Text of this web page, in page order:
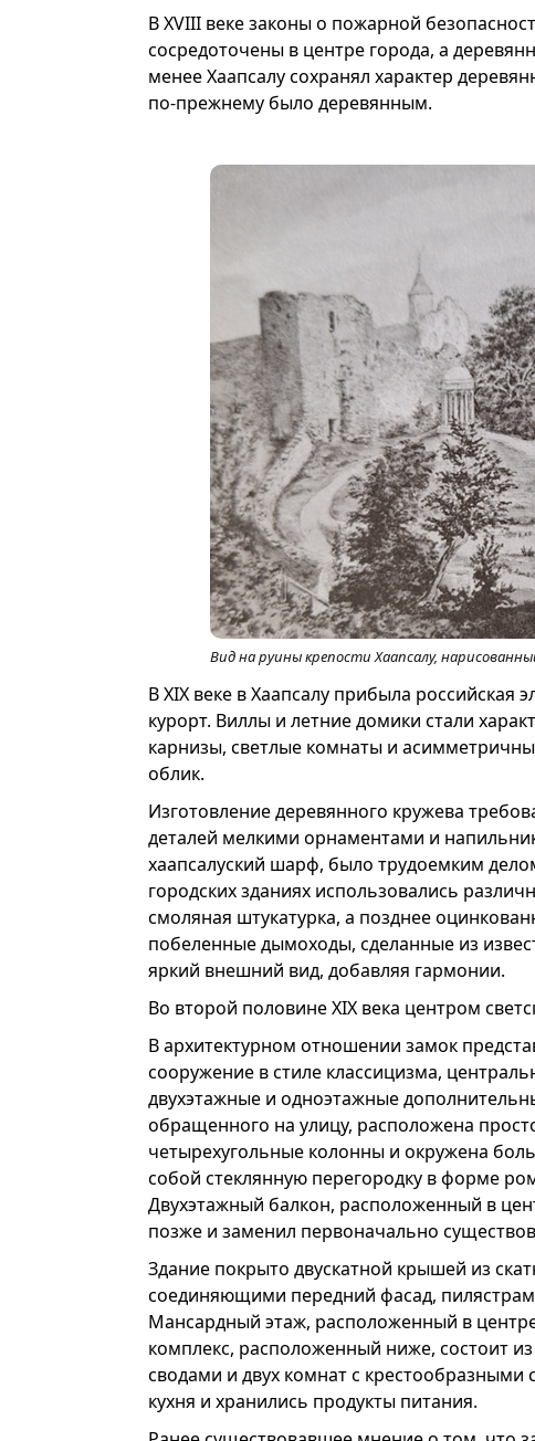
В XVIII веке законы о пожарной
сосредоточены в центре города, а
менее Хаапсалу сохранял характер
по-прежнему было деревянным.
Вид на руины крепости Хаапсалу,
В XIX веке в Хаапсалу прибыла российская
курорт. Виллы и летние домики стали
карнизы, светлые комнаты и
облик.
Изготовление деревянного кружева
деталей мелкими орнаментами и
хаапсалуский шарф, было трудоемким
городских зданиях использовались
смоляная штукатурка, а позднее
побеленные дымоходы, сделанные из
яркий внешний вид, добавляя гармонии.
Во второй половине XIX века центром
В архитектурном отношении замок
сооружение в стиле классицизма,
двухэтажные и одноэтажные
обращенного на улицу, расположена
четырехугольные колонны и окружена
собой стеклянную перегородку в форме
Двухэтажный балкон, расположенный в
позже и заменил первоначально
Здание покрыто двускатной крышей из
соединяющими передний фасад,
Мансардный этаж, расположенный в
комплекс, расположенный ниже, состоит
сводами и двух комнат с
кухня и хранились продукты питания.